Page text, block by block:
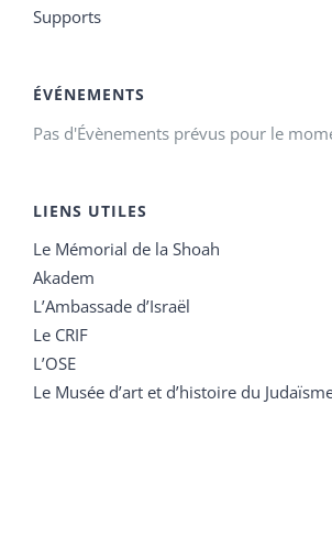
Supports
ÉVÉNEMENTS
Pas d'Évènements prévus pour le
LIENS UTILES
Le Mémorial de la Shoah
Akadem
L’Ambassade d’Israël
Le CRIF
L’OSE
Le Musée d’art et d’histoire du